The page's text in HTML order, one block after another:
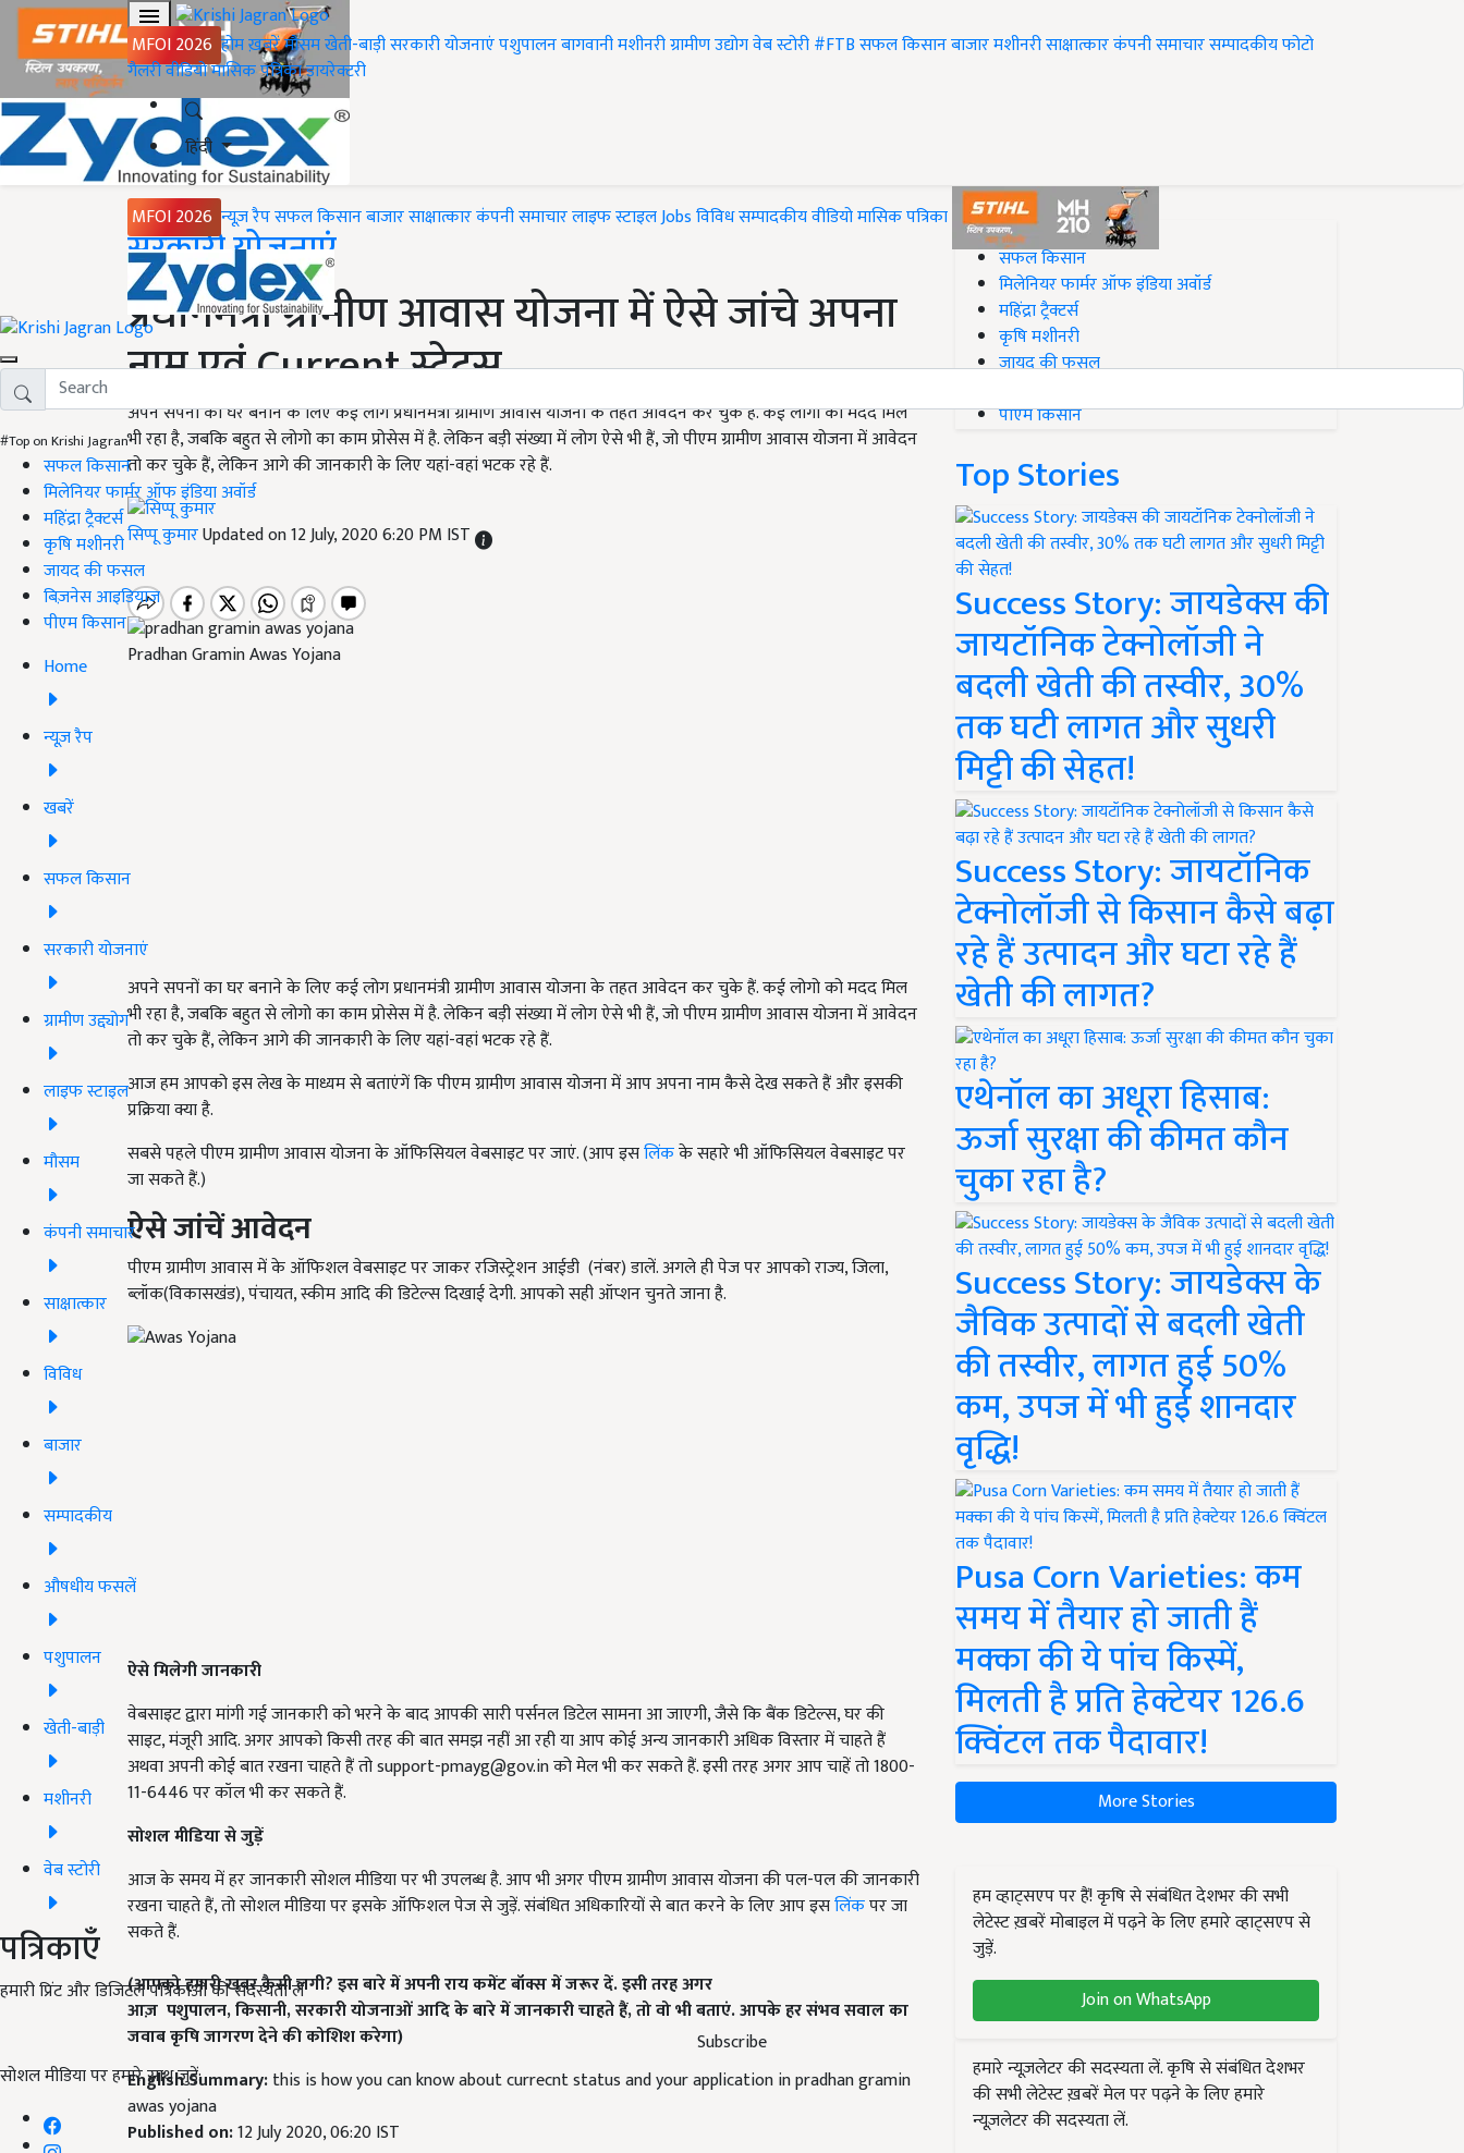
MFOI 2026 होमख़बरेंमौसमखेती-बाड़ीसरकारी योजनाएंपशुपालनबागवानीमशीनरीग्रामीण उद्योगवेब स्टोरी#FTBसफल किसानबाजारमशीनरीसाक्षात्कारकंपनी समाचारसम्पादकीयफोटो
गैलरीवीडियोमासिक पत्रिकाडायरेक्टरी
हिंदी
MFOI 2026 न्यूज़ रैपसफल किसानबाजारसाक्षात्कारकंपनी समाचारलाइफ स्टाइलJobsविविधसम्पादकीयवीडियोमासिक पत्रिका
#Top on Krishi Jagran
सफल किसान
मिलेनियर फार्मर ऑफ इंडिया अवॉर्ड
महिंद्रा ट्रैक्टर्स
कृषि मशीनरी
जायद की फसल
बिज़नेस आइडियाज
पीएम किसान
Home
न्यूज़ रैप
खबरें
सफल किसान
सरकारी योजनाएं
ग्रामीण उद्द्योग
लाइफ स्टाइल
मौसम
कंपनी समाचार
साक्षात्कार
विविध
बाजार
सम्पादकीय
औषधीय फसलें
पशुपालन
खेती-बाड़ी
मशीनरी
वेब स्टोरी
पत्रिकाएँ
हमारी प्रिंट और डिजिटल पत्रिकाओं की सदस्यता लें
Subscribe
सोशल मीडिया पर हमारे साथ जुड़ें:
Home
सरकारी योजनाएं
प्रधानमंत्री ग्रामीण आवास योजना में ऐसे जांचे अपना
नाम एवं Current स्टेटस
अपने सपनों का घर बनाने के लिए कई लोग प्रधानमंत्री ग्रामीण आवास योजना के तहत आवेदन कर चुके हैं. कई लोगो को मदद मिल
भी रहा है, जबकि बहुत से लोगो का काम प्रोसेस में है. लेकिन बड़ी संख्या में लोग ऐसे भी हैं, जो पीएम ग्रामीण आवास योजना में आवेदन
तो कर चुके हैं, लेकिन आगे की जानकारी के लिए यहां-वहां भटक रहे हैं.
सिप्पू कुमारUpdated on 12 July, 2020 6:20 PM IST
Pradhan Gramin Awas Yojana
अपने सपनों का घर बनाने के लिए कई लोग प्रधानमंत्री ग्रामीण आवास योजना के तहत आवेदन कर चुके हैं. कई लोगो को मदद मिल
भी रहा है, जबकि बहुत से लोगो का काम प्रोसेस में है. लेकिन बड़ी संख्या में लोग ऐसे भी हैं, जो पीएम ग्रामीण आवास योजना में आवेदन
तो कर चुके हैं, लेकिन आगे की जानकारी के लिए यहां-वहां भटक रहे हैं.
आज हम आपको इस लेख के माध्यम से बताएंगें कि पीएम ग्रामीण आवास योजना में आप अपना नाम कैसे देख सकते हैं और इसकी
प्रक्रिया क्या है.
सबसे पहले पीएम ग्रामीण आवास योजना के ऑफिसियल वेबसाइट पर जाएं. (आप इसलिंकके सहारे भी ऑफिसियल वेबसाइट पर
जा सकते हैं.)
ऐसे जांचें आवेदन
पीएम ग्रामीण आवास में के ऑफिशल वेबसाइट पर जाकर रजिस्ट्रेशन आईडी (नंबर) डालें. अगले ही पेज पर आपको राज्य, जिला,
ब्लॉक(विकासखंड), पंचायत, स्कीम आदि की डिटेल्स दिखाई देगी. आपको सही ऑप्शन चुनते जाना है.
ऐसे मिलेगी जानकारी
वेबसाइट द्वारा मांगी गई जानकारी को भरने के बाद आपकी सारी पर्सनल डिटेल सामना आ जाएगी, जैसे कि बैंक डिटेल्स, घर की
साइट, मंजूरी आदि. अगर आपको किसी तरह की बात समझ नहीं आ रही या आप कोई अन्य जानकारी अधिक विस्तार में चाहते हैं
अथवा अपनी कोई बात रखना चाहते हैं तोsupport-pmayg@gov.inको मेल भी कर सकते हैं. इसी तरह अगर आप चाहें तो 1800-
11-6446 पर कॉल भी कर सकते हैं.
सोशल मीडिया से जुड़ें
आज के समय में हर जानकारी सोशल मीडिया पर भी उपलब्ध है. आप भी अगर पीएम ग्रामीण आवास योजना की पल-पल की जानकारी
रखना चाहते हैं, तो सोशल मीडिया पर इसके ऑफिशल पेज से जुड़ें. संबंधित अधिकारियों से बात करने के लिए आप इसलिंकपर जा
सकते हैं.
(आपको हमारी खबर कैसी लगी?इस बारे में अपनी राय कमेंट बॉक्स में जरूर दें. इसी तरह अगर
आज़ पशुपालन,किसानी,सरकारी योजनाओं आदि के बारे में जानकारी चाहते हैं,तो वो भी बताएं. आपके हर संभव सवाल का
जवाब कृषि जागरण देने की कोशिश करेगा)
English Summary:this is how you can know about currecnt status and your application in pradhan gramin
awas yojana
Published on:12 July 2020, 06:20 IST
#Top on Krishi Jagran
सफल किसान
मिलेनियर फार्मर ऑफ इंडिया अवॉर्ड
महिंद्रा ट्रैक्टर्स
कृषि मशीनरी
जायद की फसल
पीएम किसान
Top Stories
Success Story: जायडेक्स की
जायटॉनिक टेक्नोलॉजी ने
बदली खेती की तस्वीर, 30%
तक घटी लागत और सुधरी
मिट्टी की सेहत!
Success Story: जायटॉनिक
टेक्नोलॉजी से किसान कैसे बढ़ा
रहे हैं उत्पादन और घटा रहे हैं
खेती की लागत?
एथेनॉल का अधूरा हिसाब:
ऊर्जा सुरक्षा की कीमत कौन
चुका रहा है?
Success Story: जायडेक्स के
जैविक उत्पादों से बदली खेती
की तस्वीर, लागत हुई 50%
कम, उपज में भी हुई शानदार
वृद्धि!
Pusa Corn Varieties: कम
समय में तैयार हो जाती हैं
मक्का की ये पांच किस्में,
मिलती है प्रति हेक्टेयर 126.6
क्विंटल तक पैदावार!
More Stories
हम व्हाट्सएप पर हैं! कृषि से संबंधित देशभर की सभी
लेटेस्ट ख़बरें मोबाइल में पढ़ने के लिए हमारे व्हाट्सएप से
जुड़ें.
Join on WhatsApp
हमारे न्यूज़लेटर की सदस्यता लें. कृषि से संबंधित देशभर
की सभी लेटेस्ट ख़बरें मेल पर पढ़ने के लिए हमारे
न्यूज़लेटर की सदस्यता लें.